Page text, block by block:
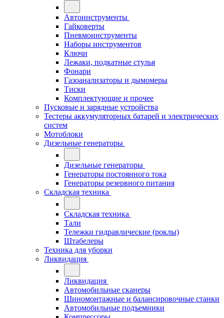
Автоинструменты
Гайковерты
Пневмоинструменты
Наборы инструментов
Ключи
Лежаки, подкатные стулья
Фонари
Газоанализаторы и дымомеры
Тиски
Комплектующие и прочее
Пусковые и зарядные устройства
Тестеры аккумуляторных батарей и электрических
систем
Мотоблоки
Дизельные генераторы
Дизельные генераторы
Генераторы постоянного тока
Генераторы резервного питания
Складская техника
Складская техника
Тали
Тележки гидравлические (роклы)
Штабелеры
Техника для уборки
Ликвидация
Ликвидация
Автомобильные сканеры
Шиномонтажные и балансировочные станки
Автомобильные подъемники